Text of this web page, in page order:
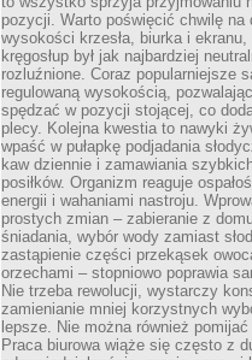
pozycji. Warto poświęcić chwilę na
wysokości krzesła, biurka i
kręgosłup był jak najbardziej
rozluźnione. Coraz popularniejsze
regulowaną wysokością,
spędzać w pozycji stojącej, co
plecy. Kolejna kwestia to nawyki
wpaść w pułapkę podjadania
kaw dziennie i zamawiania
posiłków. Organizm reaguje
energii i wahaniami nastroju.
prostych zmian – zabieranie z
śniadania, wybór wody zamiast
zastąpienie części przekąsek
orzechami – stopniowo poprawia
Nie trzeba rewolucji, wystarczy
zamienianie mniej korzystnych
lepsze. Nie można również pomijać
Praca biurowa wiąże się często z